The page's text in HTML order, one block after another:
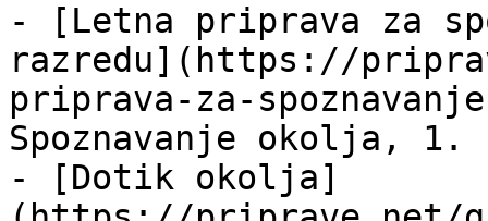
- [Letna priprava za
razredu](https://
priprava-za-
Spoznavanje okolja, 1.
- [Dotik okolja]